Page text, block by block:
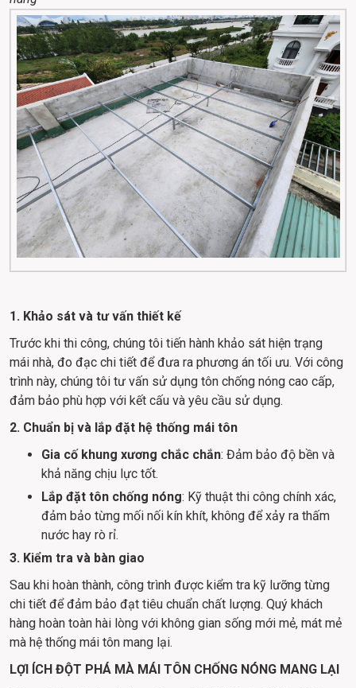
1. Khảo sát và tư vấn thiết kế
Trước khi thi công, chúng tôi tiến hành khảo sát hiện trạng
mái nhà, đo đạc chi tiết để đưa ra phương án tối ưu. Với công
trình này, chúng tôi tư vấn sử dụng tôn chống nóng cao cấp,
đảm bảo phù hợp với kết cấu và yêu cầu sử dụng.
2. Chuẩn bị và lắp đặt hệ thống mái tôn
Gia cố khung xương chắc chắn: Đảm bảo độ bền và
khả năng chịu lực tốt.
Lắp đặt tôn chống nóng: Kỹ thuật thi công chính xác,
đảm bảo từng mối nối kín khít, không để xảy ra thấm
nước hay rò rỉ.
3. Kiểm tra và bàn giao
Sau khi hoàn thành, công trình được kiểm tra kỹ lưỡng từng
chi tiết để đảm bảo đạt tiêu chuẩn chất lượng. Quý khách
hàng hoàn toàn hài lòng với không gian sống mới mẻ, mát mẻ
mà hệ thống mái tôn mang lại.
LỢI ÍCH ĐỘT PHÁ MÀ MÁI TÔN CHỐNG NÓNG MANG LẠI